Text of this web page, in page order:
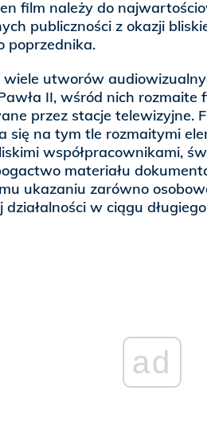
film należy do
publiczności z okazji
poprzednika.
wiele utworów
II, wśród nich rozmaite
przez stacje telewizyjne.
się na tym tle rozmaitymi
współpracownikami,
materiału
ukazaniu zarówno
działalności w ciągu
ad